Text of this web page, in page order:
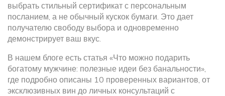
выбрать стильный сертификат с персональным
посланием, а не обычный кускок бумаги. Это дает
получателю свободу выбора и одновременно
демонстрирует ваш вкус.
В нашем блоге есть статья «Что можно подарить
богатому мужчине: полезные идеи без банальности»,
где подробно описаны 10 проверенных вариантов, от
эксклюзивных вин до личных консультаций с